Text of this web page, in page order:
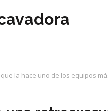
la hace uno de los equipos